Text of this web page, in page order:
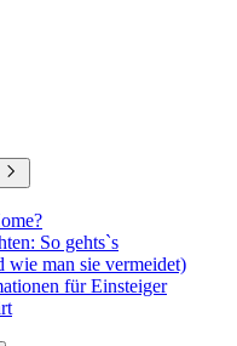
So gehts`s
wie man sie vermeidet)
für Einsteiger